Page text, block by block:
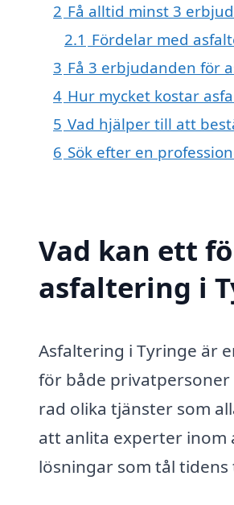
2 Få alltid minst 3
2.1 Fördelar med
3 Få 3 erbjudanden för
4 Hur mycket kostar
5 Vad hjälper till att
6 Sök efter en
Vad kan ett
asfaltering i
Asfaltering i Tyringe är
för både
rad olika tjänster som
att anlita experter inom
lösningar som tål